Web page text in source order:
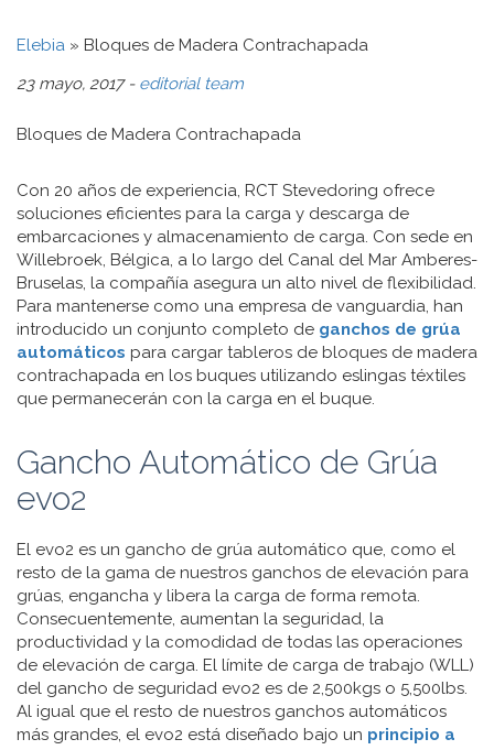
Elebia » Bloques de Madera Contrachapada
23 mayo, 2017 - editorial team
Bloques de Madera Contrachapada
Con 20 años de experiencia, RCT Stevedoring ofrece
soluciones eficientes para la carga y descarga de
embarcaciones y almacenamiento de carga. Con sede en
Willebroek, Bélgica, a lo largo del Canal del Mar Amberes-
Bruselas, la compañía asegura un alto nivel de flexibilidad.
Para mantenerse como una empresa de vanguardia, han
introducido un conjunto completo de ganchos de grúa
automáticos para cargar tableros de bloques de madera
contrachapada en los buques utilizando eslingas téxtiles
que permanecerán con la carga en el buque.
Gancho Automático de Grúa
evo2
El evo2 es un gancho de grúa automático que, como el
resto de la gama de nuestros ganchos de elevación para
grúas, engancha y libera la carga de forma remota.
Consecuentemente, aumentan la seguridad, la
productividad y la comodidad de todas las operaciones
de elevación de carga. El límite de carga de trabajo (WLL)
del gancho de seguridad evo2 es de 2,500kgs o 5,500lbs.
Al igual que el resto de nuestros ganchos automáticos
más grandes, el evo2 está diseñado bajo un principio a